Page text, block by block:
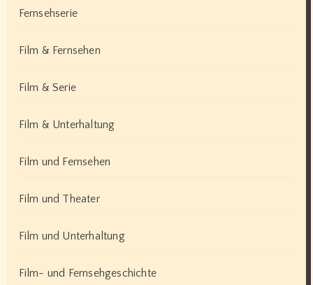
Fernsehserie
Film & Fernsehen
Film & Serie
Film & Unterhaltung
Film und Fernsehen
Film und Theater
Film und Unterhaltung
Film- und Fernsehgeschichte